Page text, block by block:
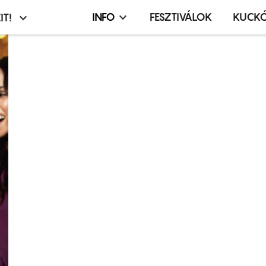
Infó,
INFO FESZTIVÁLOK